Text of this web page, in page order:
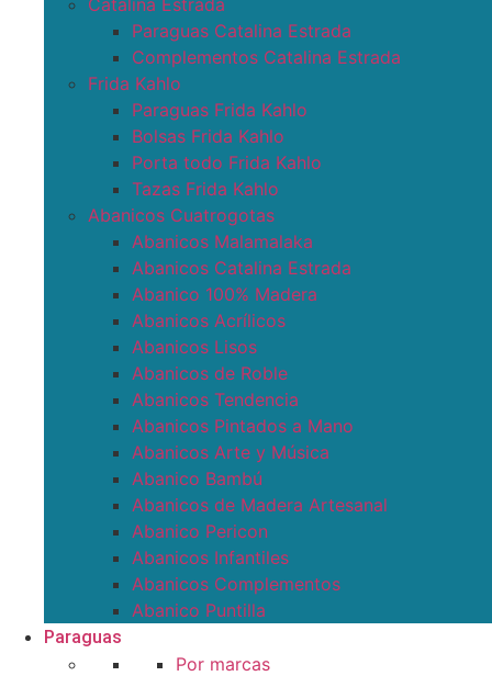
Catalina Estrada
Paraguas Catalina Estrada
Complementos Catalina Estrada
Frida Kahlo
Paraguas Frida Kahlo
Bolsas Frida Kahlo
Porta todo Frida Kahlo
Tazas Frida Kahlo
Abanicos Cuatrogotas
Abanicos Malamalaka
Abanicos Catalina Estrada
Abanico 100% Madera
Abanicos Acrílicos
Abanicos Lisos
Abanicos de Roble
Abanicos Tendencia
Abanicos Pintados a Mano
Abanicos Arte y Música
Abanico Bambú
Abanicos de Madera Artesanal
Abanico Pericon
Abanicos Infantiles
Abanicos Complementos
Abanico Puntilla
Paraguas
Por marcas